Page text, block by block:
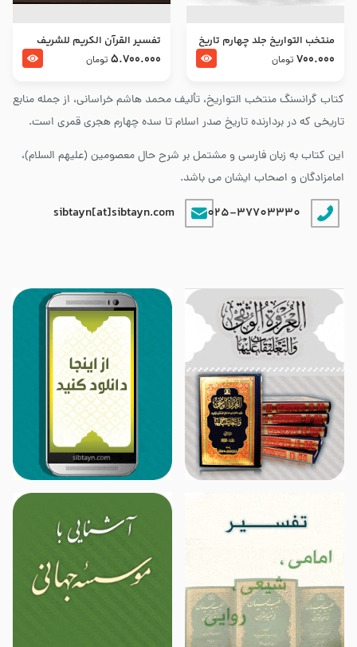
کتاب گرانسنگ منتخب التواريخ، تألیف محمد هاشم خراسانی، از جمله منابع
تاریخی که در بردارنده تاریخ صدر اسلام تا سده چهارم هجری قمری است.
این کتاب به زبان فارسی و مشتمل بر شرح حال معصومین (علیهم السلام)،
امامزادگان و اصحاب ایشان می باشد.
025-37703330
sibtayn[at]sibtayn.com
منتخب التواریخ جلد چهارم تاریخ
امام زین العابدین و امام محمد
700.000 تومان
تفسير القرآن الكريم للشريف
المرتضي قدس سرّه
5.700.000 تومان